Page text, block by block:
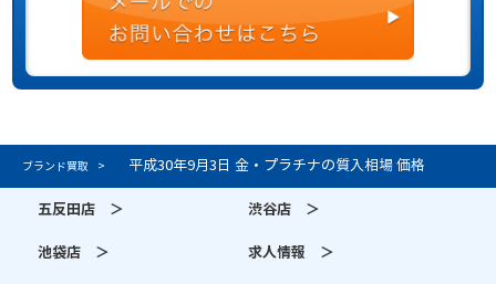
ブランド買取 平成30年9月3日 金・プラチナの質入相場 価格
五反田店 ＞ 渋谷店 ＞
池袋店 ＞ 求人情報 ＞